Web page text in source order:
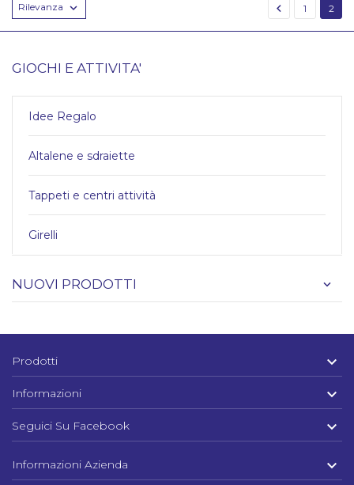
GIOCHI E ATTIVITA'
Idee Regalo
Altalene e sdraiette
Tappeti e centri attività
Girelli
NUOVI PRODOTTI
Rilevanza   1 2
Informazioni Azienda 
Prodotti 
Informazioni 
Seguici Su Facebook 